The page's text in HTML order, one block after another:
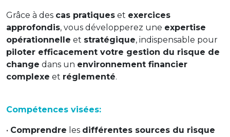
Grâce à des cas pratiques et exercices
approfondis, vous développerez une expertise
opérationnelle et stratégique, indispensable pour
piloter efficacement votre gestion du risque de
change dans un environnement financier
complexe et réglementé.
Compétences visées:
• Comprendre les différentes sources du risque